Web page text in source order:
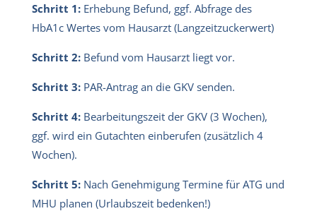
Schritt 1: Erhebung Befund, ggf. Abfrage des
HbA1c Wertes vom Hausarzt (Langzeitzuckerwert)
Schritt 2: Befund vom Hausarzt liegt vor.
Schritt 3: PAR-Antrag an die GKV senden.
Schritt 4: Bearbeitungszeit der GKV (3 Wochen),
ggf. wird ein Gutachten einberufen (zusätzlich 4
Wochen).
Schritt 5: Nach Genehmigung Termine für ATG und
MHU planen (Urlaubszeit bedenken!)